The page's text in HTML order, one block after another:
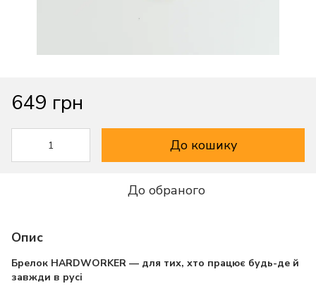
649 грн
До кошику
До обраного
Опис
Брелок HARDWORKER — для тих, хто працює будь-де й
завжди в русі